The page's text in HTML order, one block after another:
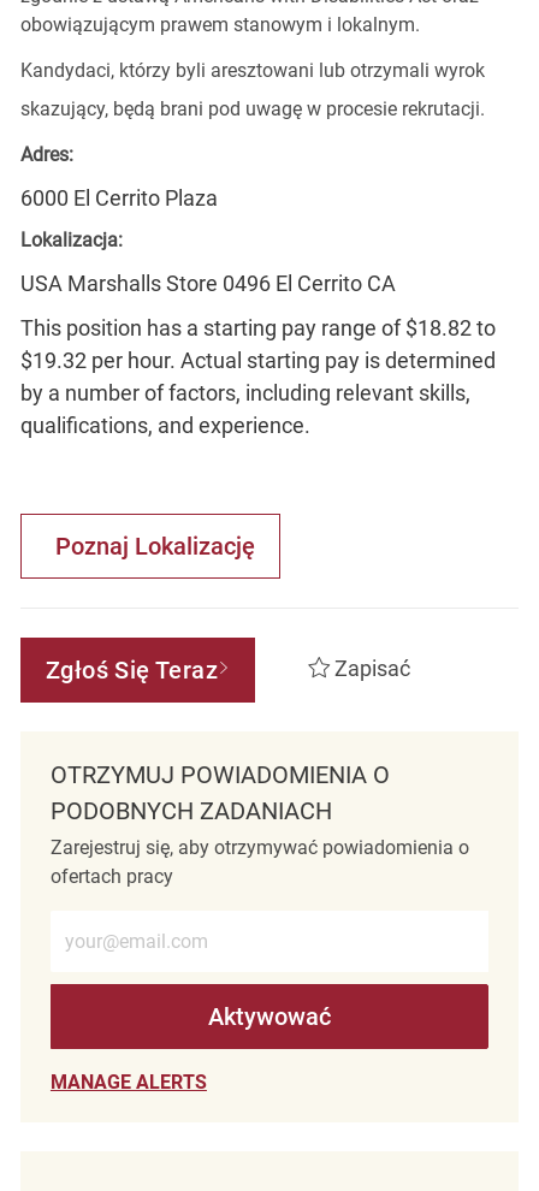
obowiązującym prawem stanowym i lokalnym.
Kandydaci, którzy byli aresztowani lub otrzymali wyrok
skazujący, będą brani pod uwagę w procesie rekrutacji.
Adres:
6000 El Cerrito Plaza
Lokalizacja:
USA Marshalls Store 0496 El Cerrito CA
This position has a starting pay range of $18.82 to
$19.32 per hour. Actual starting pay is determined
by a number of factors, including relevant skills,
qualifications, and experience.
Poznaj Lokalizację
Zgłoś Się Teraz Zapisać
OTRZYMUJ POWIADOMIENIA O
PODOBNYCH ZADANIACH
Zarejestruj się, aby otrzymywać powiadomienia o
ofertach pracy
Aktywować
MANAGE ALERTS